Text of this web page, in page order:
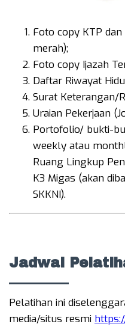
Foto copy KTP
merah);
Foto copy Ijazah
Daftar Riwayat
Surat Keterangan/
Uraian Pekerjaan
Portofolio/ bukti-
weekly atau
Ruang Lingkup
K3 Migas (akan
SKKNI).
Jadwal
Pelatihan ini
media/situs resmi